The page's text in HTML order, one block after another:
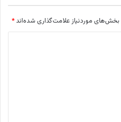
بخش‌های موردنیاز علامت‌گذاری شده‌اند *